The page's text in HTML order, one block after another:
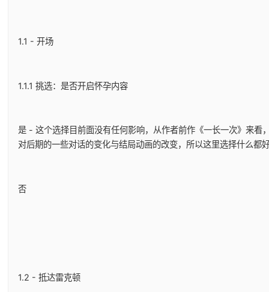
1.1 - 开场
1.1.1 挑选：是否开启怀孕内容
是 - 这个选择目前面没有任何影响，从作者前作《一长一次》来看
对后期的一些对话的变化与结局动画的改变，所以这里选择什么都
否
1.2 - 抵达雷克顿